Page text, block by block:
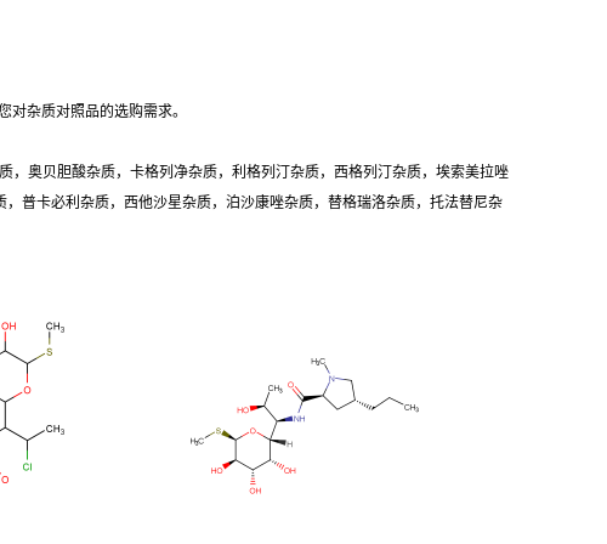
杂质对照品的选购需求。
奥贝胆酸杂质，卡格列净杂质，利格列汀杂质，西格列汀杂质，埃索美拉唑
普卡必利杂质，西他沙星杂质，泊沙康唑杂质，替格瑞洛杂质，托法替尼杂